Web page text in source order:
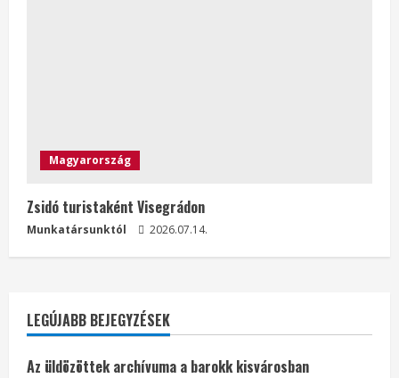
Magyarország
Zsidó turistaként Visegrádon
Munkatársunktól 2026.07.14.
LEGÚJABB BEJEGYZÉSEK
Az üldözöttek archívuma a barokk kisvárosban